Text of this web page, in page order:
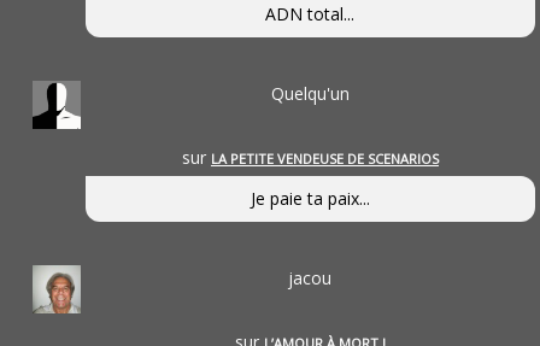
ADN total...
Quelqu'un
sur LA PETITE VENDEUSE DE SCENARIOS
Je paie ta paix...
jacou